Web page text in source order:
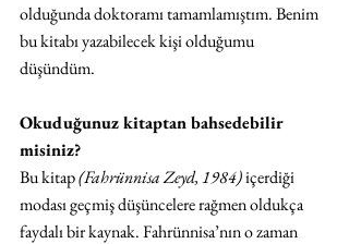
olduğunda doktoramı tamamlamıştım. Benim
bu kitabı yazabilecek kişi olduğumu
düşündüm.
Okuduğunuz kitaptan bahsedebilir
misiniz?
Bu kitap (Fahrünnisa Zeyd, 1984) içerdiği
modası geçmiş düşüncelere rağmen oldukça
faydalı bir kaynak. Fahrünnisa’nın o zaman